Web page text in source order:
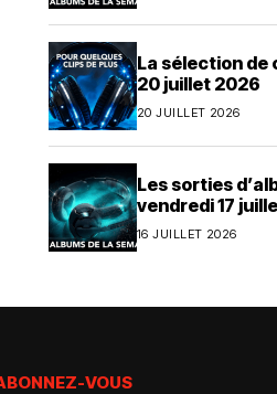
La sélection de
20 juillet 2026
20 JUILLET 2026
Les sorties
vendredi 17
16 JUILLET 2026
VOUS